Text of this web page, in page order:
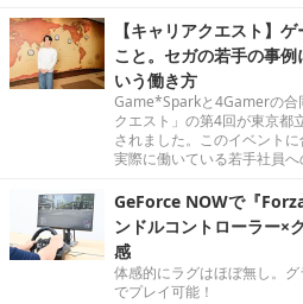
【キャリアクエスト】
こと。セガの若手の事
いう働き方
Game*Sparkと4Gamerの合
クエスト」の第4回が東京都
されました。このイベント
実際に働いている若手社員へ
GeForce NOWで『
ンドルコントローラー×
感
体感的にラグはほぼ無し。
でプレイ可能！